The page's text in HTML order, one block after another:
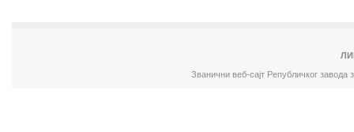
Званични веб-сајт Републичког